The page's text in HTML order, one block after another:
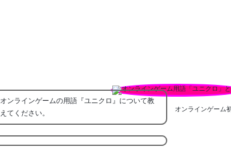
オンラインゲーム
オンラインゲームの用語『ユニクロ』について教
えてください。